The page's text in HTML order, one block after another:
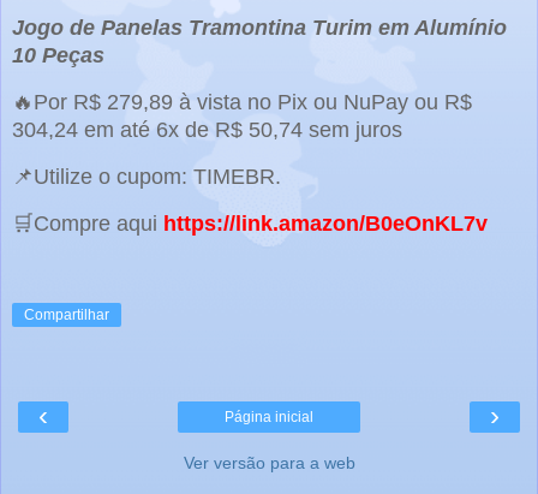
Jogo de Panelas Tramontina Turim em Alumínio
10 Peças
🔥Por R$ 279,89 à vista no Pix ou NuPay ou R$
304,24 em até 6x de R$ 50,74 sem juros
📌Utilize o cupom: TIMEBR.
🛒Compre aqui https://link.amazon/B0eOnKL7v
Compartilhar
‹ ›
Página inicial
Ver versão para a web